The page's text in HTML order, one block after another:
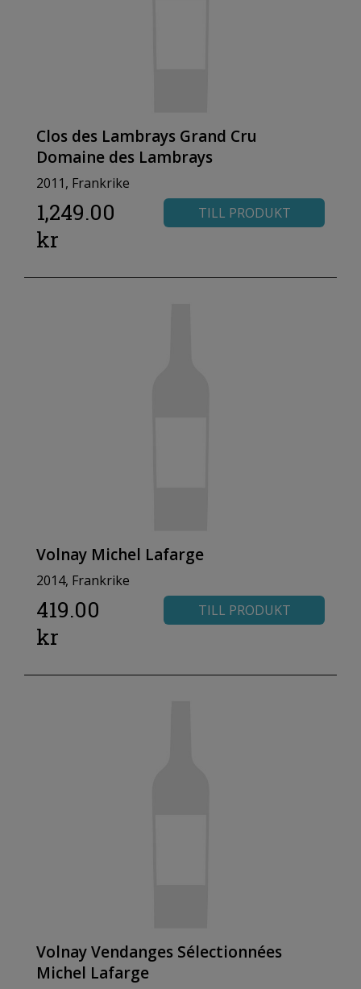
Clos des Lambrays Grand Cru
Domaine des Lambrays
2011, Frankrike
1,249.00
kr
TILL PRODUKT
Volnay Michel Lafarge
2014, Frankrike
419.00
kr
TILL PRODUKT
Volnay Vendanges Sélectionnées
Michel Lafarge